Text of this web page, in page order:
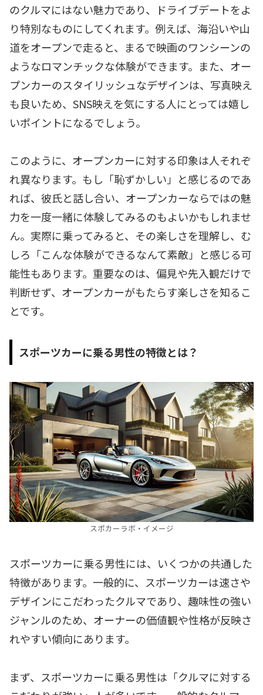
のクルマにはない魅力であり、ドライブデートをよ
り特別なものにしてくれます。例えば、海沿いや山
道をオープンで走ると、まるで映画のワンシーンの
ようなロマンチックな体験ができます。また、オー
プンカーのスタイリッシュなデザインは、写真映え
も良いため、SNS映えを気にする人にとっては嬉し
いポイントになるでしょう。
このように、オープンカーに対する印象は人それぞ
れ異なります。もし「恥ずかしい」と感じるのであ
れば、彼氏と話し合い、オープンカーならではの魅
力を一度一緒に体験してみるのもよいかもしれませ
ん。実際に乗ってみると、その楽しさを理解し、む
しろ「こんな体験ができるなんて素敵」と感じる可
能性もあります。重要なのは、偏見や先入観だけで
判断せず、オープンカーがもたらす楽しさを知るこ
とです。
スポーツカーに乗る男性の特徴とは？
スポカーラボ・イメージ
スポーツカーに乗る男性には、いくつかの共通した
特徴があります。一般的に、スポーツカーは速さや
デザインにこだわったクルマであり、趣味性の強い
ジャンルのため、オーナーの価値観や性格が反映さ
れやすい傾向にあります。
まず、スポーツカーに乗る男性は「クルマに対する